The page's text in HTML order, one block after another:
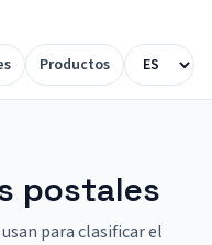
Productos
postales
para clasificar el